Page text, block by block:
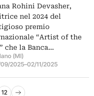
Rohini Devasher,
nel 2024 del
premio
“Artist of the
che la Banca…
(MI)
09/2025–02/11/2025
12 successiva